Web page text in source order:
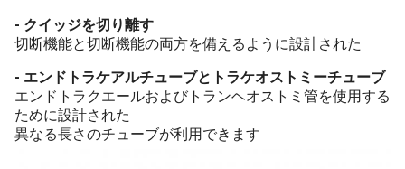
- クイッジを切り離す
切断機能と切断機能の両方を備えるように設計された
- エンドトラケアルチューブとトラケオストミーチューブ
エンドトラクエールおよびトランヘオストミ管を使用する
ために設計された
異なる長さのチューブが利用できます